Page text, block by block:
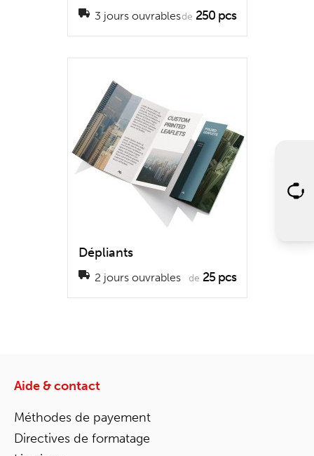
3 jours ouvrablesde 250 pcs
Dépliants
2 jours ouvrables de 25 pcs
Aide & contact
Méthodes de payement
Directives de formatage